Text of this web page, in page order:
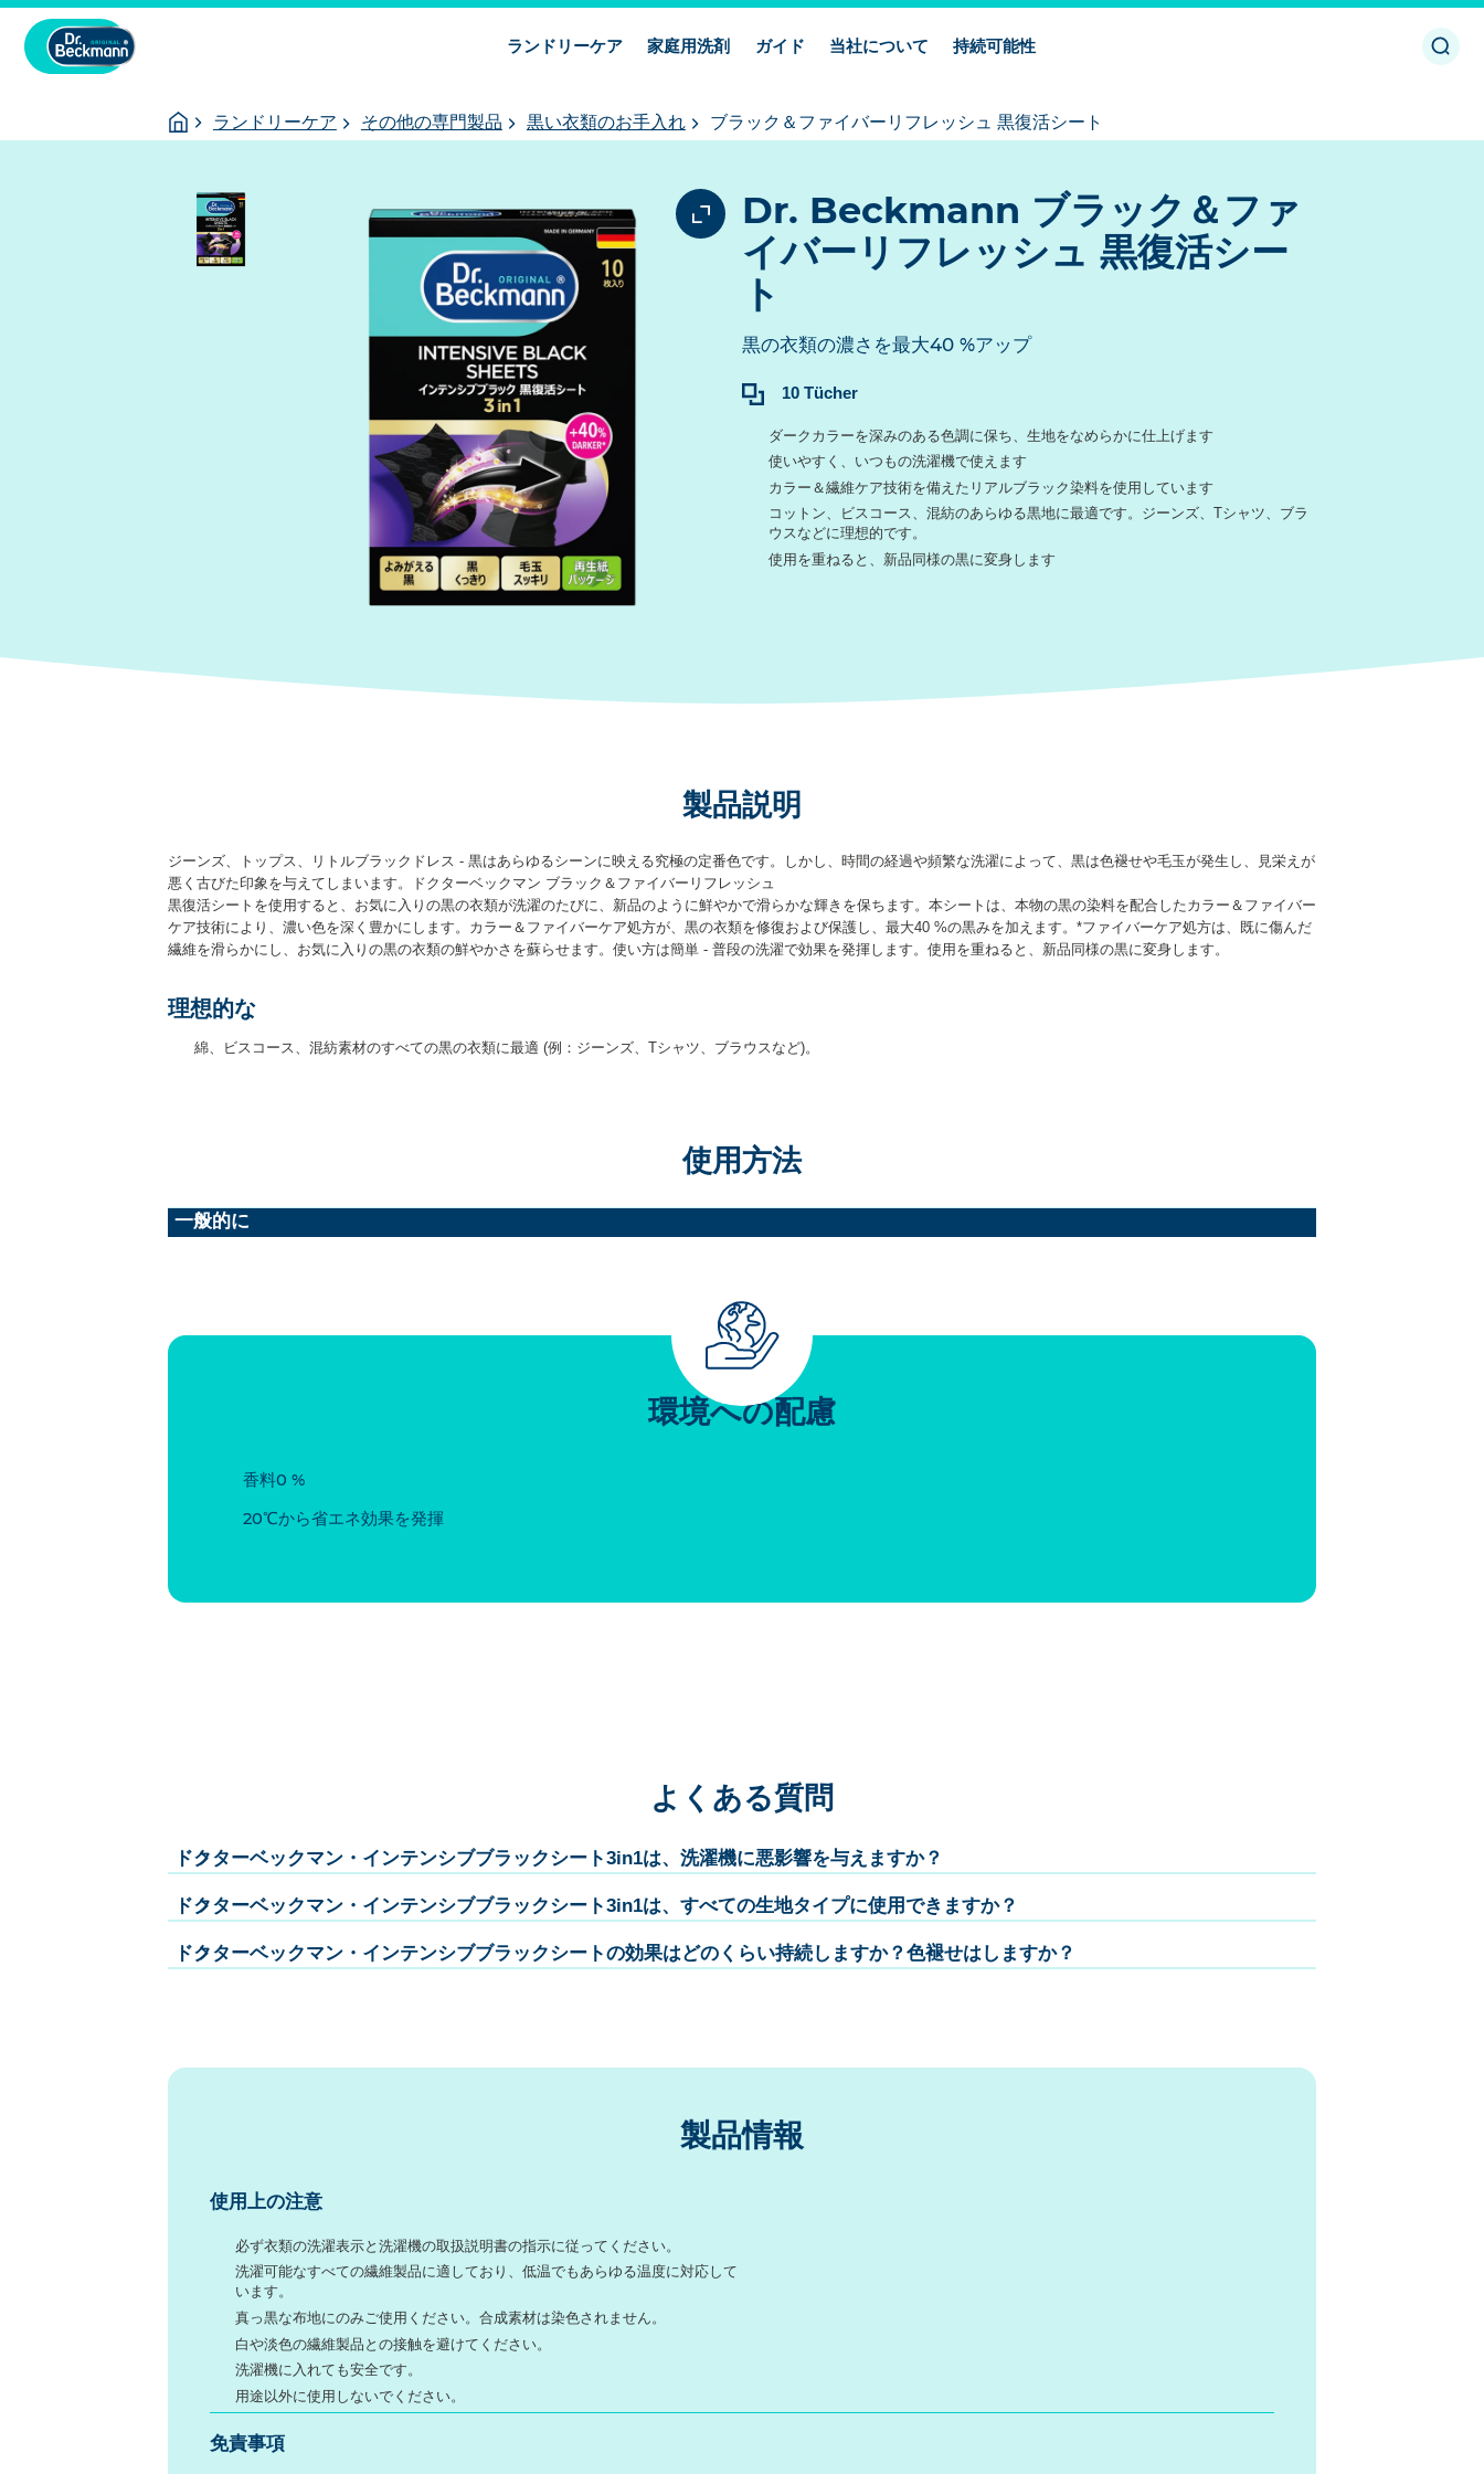
ランドリーケア 家庭用洗剤 ガイド 当社について 持続可能性
検
索
／
You
are
Homepage
ランドリーケア その他の専門製品 黒い衣類のお手入れ ブラック＆ファイバーリフレッシュ 黒復活シート
Dr. Beckmann ブラック＆ファ
イバーリフレッシュ 黒復活シー
ト
黒の衣類の濃さを最大40 %アップ
内
10 Tücher
ダークカラーを深みのある色調に保ち、生地をなめらかに仕上げます
使いやすく、いつもの洗濯機で使えます
カラー＆繊維ケア技術を備えたリアルブラック染料を使用しています
コットン、ビスコース、混紡のあらゆる黒地に最適です。ジーンズ、Tシャツ、ブラ
ウスなどに理想的です。
使用を重ねると、新品同様の黒に変身します
製品説明
ジーンズ、トップス、リトルブラックドレス - 黒はあらゆるシーンに映える究極の定番色です。しかし、時間の経過や頻繁な洗濯によって、黒は色褪せや毛玉が発生し、見栄えが
悪く古びた印象を与えてしまいます。ドクターベックマン ブラック＆ファイバーリフレッシュ
黒復活シートを使用すると、お気に入りの黒の衣類が洗濯のたびに、新品のように鮮やかで滑らかな輝きを保ちます。本シートは、本物の黒の染料を配合したカラー＆ファイバー
ケア技術により、濃い色を深く豊かにします。カラー＆ファイバーケア処方が、黒の衣類を修復および保護し、最大40 %の黒みを加えます。*ファイバーケア処方は、既に傷んだ
繊維を滑らかにし、お気に入りの黒の衣類の鮮やかさを蘇らせます。使い方は簡単 - 普段の洗濯で効果を発揮します。使用を重ねると、新品同様の黒に変身します。
理想的な
綿、ビスコース、混紡素材のすべての黒の衣類に最適 (例：ジーンズ、Tシャツ、ブラウスなど)。
使用方法
一般的に
環境への配慮
香料0 %
20℃から省エネ効果を発揮
よくある質問
ドクターベックマン・インテンシブブラックシート3in1は、洗濯機に悪影響を与えますか？
ドクターベックマン・インテンシブブラックシート3in1は、すべての生地タイプに使用できますか？
ドクターベックマン・インテンシブブラックシートの効果はどのくらい持続しますか？色褪せはしますか？
製品情報
使用上の注意
必ず衣類の洗濯表示と洗濯機の取扱説明書の指示に従ってください。
洗濯可能なすべての繊維製品に適しており、低温でもあらゆる温度に対応して
います。
真っ黒な布地にのみご使用ください。合成素材は染色されません。
白や淡色の繊維製品との接触を避けてください。
洗濯機に入れても安全です。
用途以外に使用しないでください。
免責事項